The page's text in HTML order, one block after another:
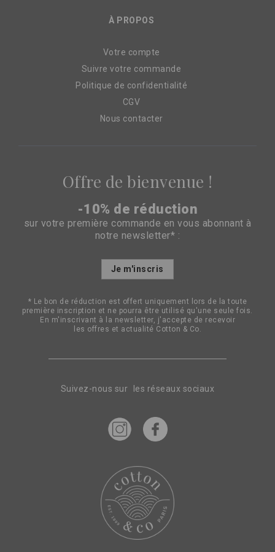
À PROPOS
Votre compte
Suivre votre commande
Politique de confidentialité
CGV
Nous contacter
Suivez-nous sur les réseaux sociaux
Offre de bienvenue !
-10% de réduction
sur votre première commande en vous abonnant à
notre newsletter* :
Inscription
d’information
:
Je m'inscris
* Le bon de réduction est offert uniquement lors de la toute
première inscription et ne pourra être utilisé qu'une seule fois.
En m'inscrivant à la newsletter, j'accepte de recevoir
les offres et actualité Cotton & Co.